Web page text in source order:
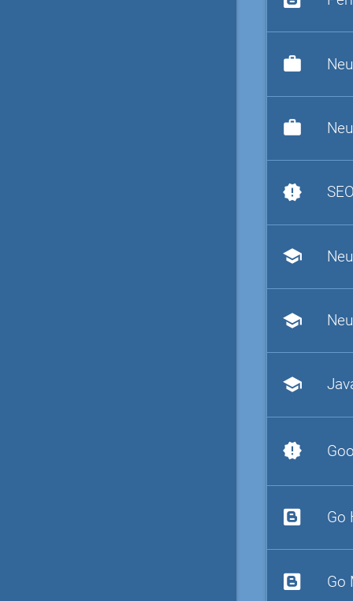
work
work
new_releases
school
school
school
new_releases
Go
Go